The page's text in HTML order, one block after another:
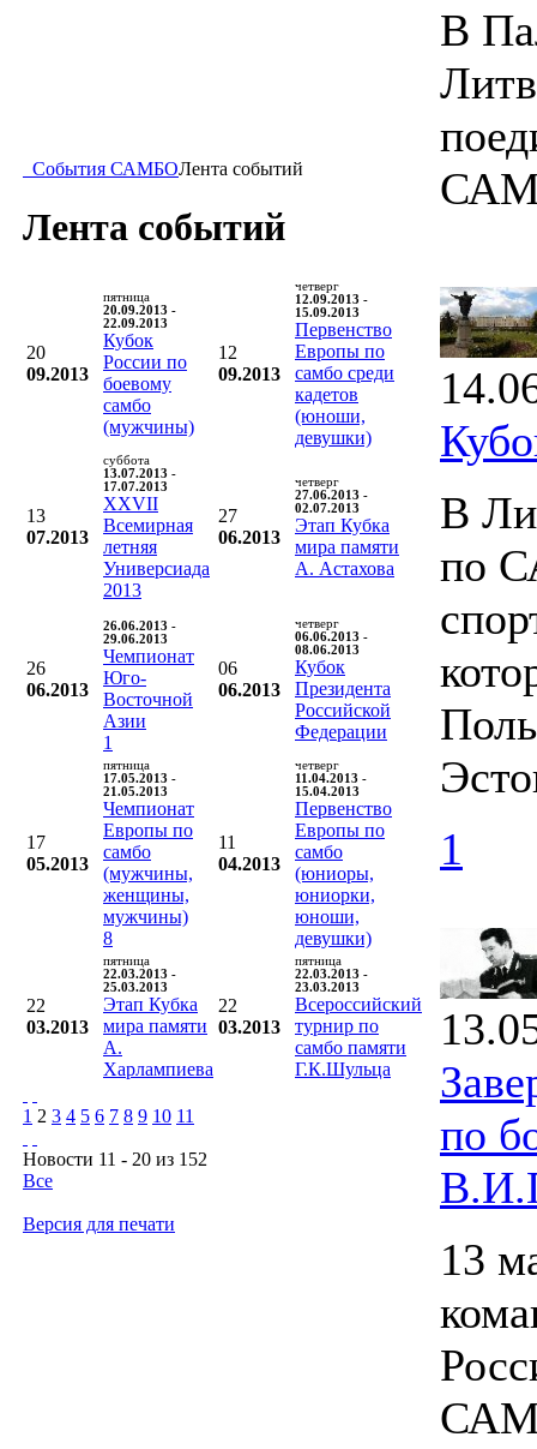
События САМБОЛента событий
Лента событий
20
09.2013
пятница
20.09.2013 -
22.09.2013
Кубок
России по
боевому
самбо
(мужчины)
12
09.2013
четверг
12.09.2013 -
15.09.2013
Первенство
Европы по
самбо среди
кадетов
(юноши,
девушки)
13
07.2013
суббота
13.07.2013 -
17.07.2013
XXVII
Всемирная
летняя
Универсиада
2013
27
06.2013
четверг
27.06.2013 -
02.07.2013
Этап Кубка
мира памяти
А. Астахова
26
06.2013
26.06.2013 -
29.06.2013
Чемпионат
Юго-
Восточной
Азии
1
06
06.2013
четверг
06.06.2013 -
08.06.2013
Кубок
Президента
Российской
Федерации
17
05.2013
пятница
17.05.2013 -
21.05.2013
Чемпионат
Европы по
самбо
(мужчины,
женщины,
мужчины)
8
11
04.2013
четверг
11.04.2013 -
15.04.2013
Первенство
Европы по
самбо
(юниоры,
юниорки,
юноши,
девушки)
22
03.2013
пятница
22.03.2013 -
25.03.2013
Этап Кубка
мира памяти
А.
Харлампиева
22
03.2013
пятница
22.03.2013 -
23.03.2013
Всероссийский
турнир по
самбо памяти
Г.К.Шульца
1 2 3 4 5 6 7 8 9 10 11
Новости 11 - 20 из 152
Все
Версия для печати
В
В
по
1
по
13